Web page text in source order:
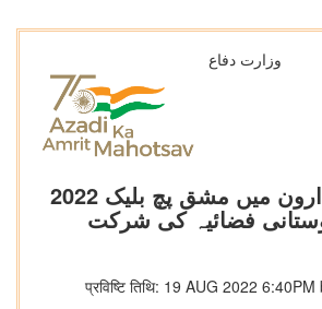
وزارت دفاع
آسٹریلیا کے ڈارون میں مشق پچ بلیک 2022
فضائیہ کی شرکت
प्रविष्टि तिथि: 19 AUG 2022